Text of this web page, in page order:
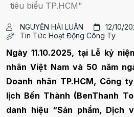
tiêu biểu TP.HCM"
NGUYỄN HẢI LUÂN
12/10/
Tin Tức Hoạt Động Công Ty
Ngày 11.10.2025, tại Lễ kỷ
nhân Việt Nam và 50 năm
Doanh nhân TP.HCM, Công
lịch Bến Thành (BenThanh
danh hiệu “Sản phẩm, Dịch